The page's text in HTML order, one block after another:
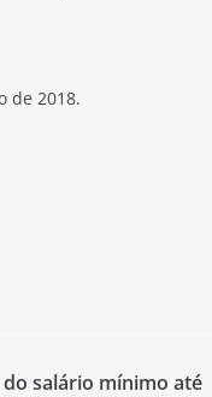
de 2018.
salário mínimo até